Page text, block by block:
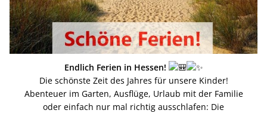
Endlich Ferien in Hessen!
Die schönste Zeit des Jahres für unsere Kinder!
Abenteuer im Garten, Ausflüge, Urlaub mit der Familie
oder einfach nur mal richtig ausschlafen: Die